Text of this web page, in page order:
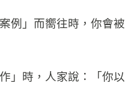
例」而嚮往時，你會被
」時，人家說：「你以